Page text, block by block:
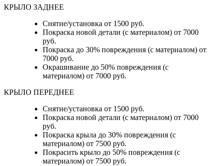
КРЫЛО ЗАДНЕЕ
Снятие/установка от 1500 руб.
Покраска новой детали (с материалом) от 7000
руб.
Покраска до 30% повреждения (с материалом) от
7000 руб.
Окрашивание до 50% повреждения (с
материалом) от 7000 руб.
КРЫЛО ПЕРЕДНЕЕ
Снятие/установка от 1500 руб.
Покраска новой детали (с материалом) от 7000
руб.
Покраска крыла до 30% повреждения (с
материалом) от 7500 руб.
Покрасить крыло до 50% повреждения (с
материалом) от 7500 руб.